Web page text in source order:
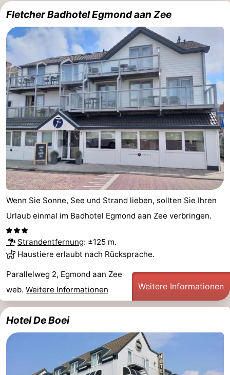
Fletcher Badhotel Egmond aan Zee
Wenn Sie Sonne, See und Strand lieben, sollten Sie Ihren
Urlaub einmal im Badhotel Egmond aan Zee verbringen.
Strandentfernung: ±125 m.
Haustiere erlaubt nach Rücksprache.
Parallelweg 2, Egmond aan Zee
web. Weitere Informationen Weitere Informationen
Hotel De Boei